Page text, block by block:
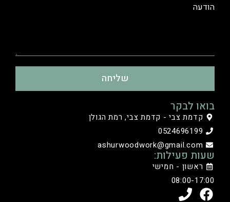
בואו לבקר
קדמת צבי - קדמת צבי, רמת הגולן
0524696199
ashurwoodwork@gmail.com
שעות פעילות:
ראשון - חמישי
08:00-17:00
הודעה
שליחה